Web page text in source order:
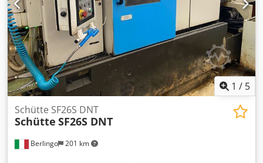
1 / 5
Berlingo 201 km
Schütte SF26S DNT
Schütte SF26S DNT